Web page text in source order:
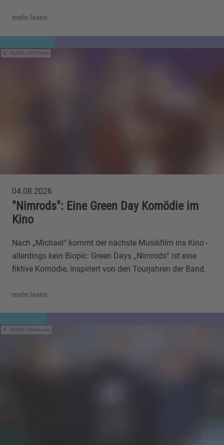
mehr lesen
IMAGO / UPI Photo
04.08.2026
"Nimrods": Eine Green Day Komödie im
Kino
Nach „Michael“ kommt der nächste Musikfilm ins Kino -
allerdings kein Biopic: Green Days „Nimrods“ ist eine
fiktive Komödie, inspiriert von den Tourjahren der Band.
mehr lesen
IMAGO / Avalon.red